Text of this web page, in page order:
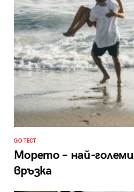
GO ТЕСТ
Морето – най-
връзка